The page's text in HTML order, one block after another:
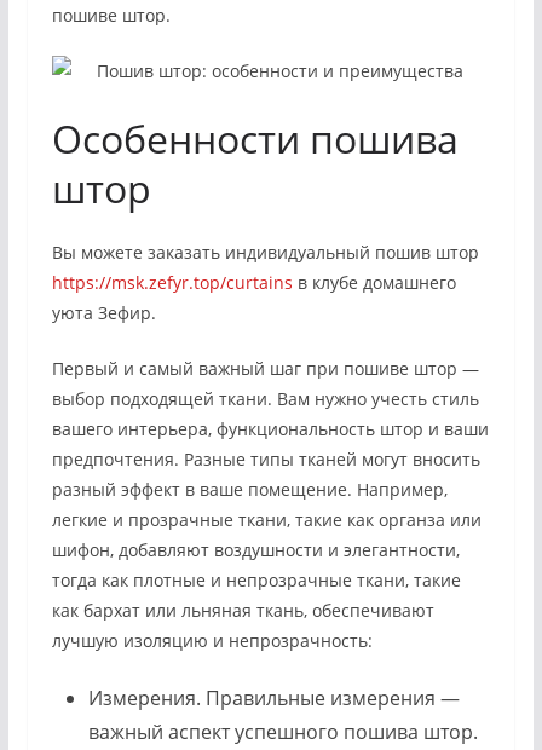
пошиве штор.
Особенности пошива
штор
Вы можете заказать индивидуальный пошив штор
https://msk.zefyr.top/curtains в клубе домашнего
уюта Зефир.
Первый и самый важный шаг при пошиве штор —
выбор подходящей ткани. Вам нужно учесть стиль
вашего интерьера, функциональность штор и ваши
предпочтения. Разные типы тканей могут вносить
разный эффект в ваше помещение. Например,
легкие и прозрачные ткани, такие как органза или
шифон, добавляют воздушности и элегантности,
тогда как плотные и непрозрачные ткани, такие
как бархат или льняная ткань, обеспечивают
лучшую изоляцию и непрозрачность:
Измерения. Правильные измерения —
важный аспект успешного пошива штор.